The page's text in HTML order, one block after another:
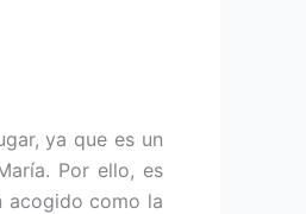
ya que es un
Por ello, es
acogido como la